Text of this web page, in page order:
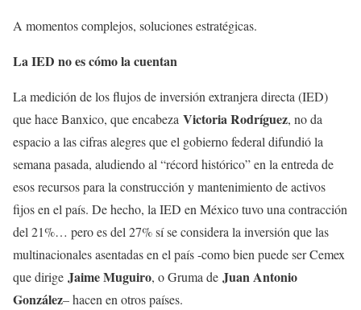
A momentos complejos, soluciones estratégicas.
La IED no es cómo la cuentan
La medición de los flujos de inversión extranjera directa (IED)
que hace Banxico, que encabeza Victoria Rodríguez, no da
espacio a las cifras alegres que el gobierno federal difundió la
semana pasada, aludiendo al “récord histórico” en la entreda de
esos recursos para la construcción y mantenimiento de activos
fijos en el país. De hecho, la IED en México tuvo una contracción
del 21%… pero es del 27% sí se considera la inversión que las
multinacionales asentadas en el país -como bien puede ser Cemex
que dirige Jaime Muguiro, o Gruma de Juan Antonio
González– hacen en otros países.